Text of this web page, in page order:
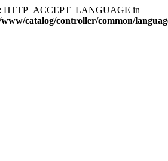
HTTP_ACCEPT_LANGUAGE in
catalog/controller/common/